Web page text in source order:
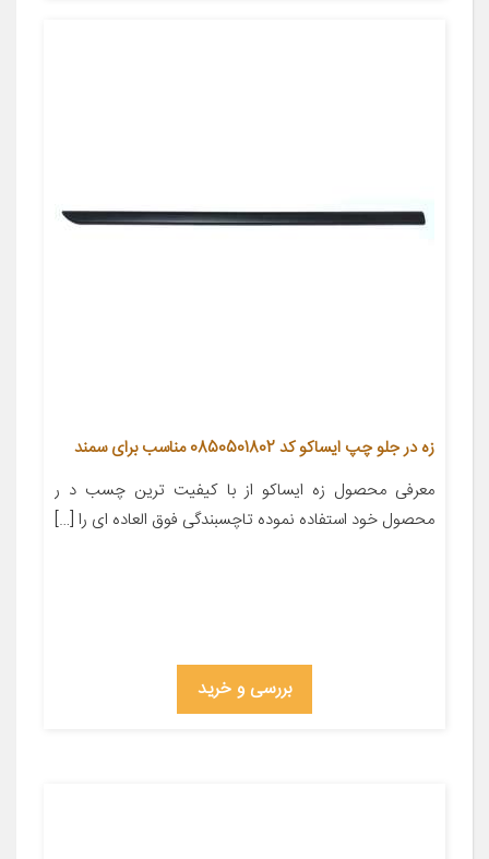
زه در جلو چپ ایساکو کد 0850501802 مناسب برای سمند
معرفی محصول زه ایساکو از با کیفیت ترین چسب د ر
محصول خود استفاده نموده تاچسبندگی فوق العاده ای را […]
بررسی و خرید